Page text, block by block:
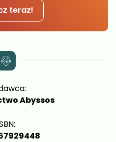
teraz!
Abyssos